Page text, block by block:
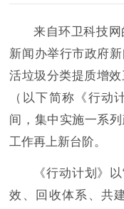
来自环卫科技
新闻办举行市政府
活垃圾分类提质增
（以下简称《行动
间，集中实施一系
工作再上新台阶。
《行动计划》
效、回收体系、共